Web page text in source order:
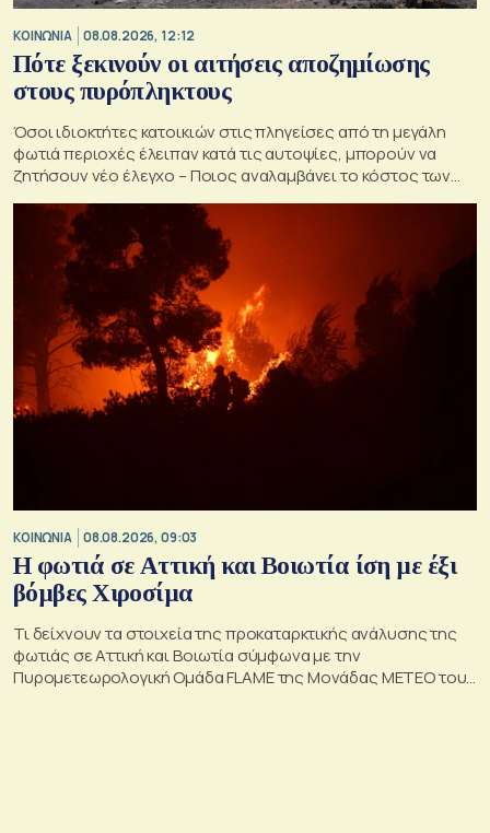
ΚΟΙΝΩΝΙΑ 08.08.2026, 12:12
Πότε ξεκινούν οι αιτήσεις αποζημίωσης
στους πυρόπληκτους
Όσοι ιδιοκτήτες κατοικιών στις πληγείσες από τη μεγάλη
φωτιά περιοχές έλειπαν κατά τις αυτοψίες, μπορούν να
ζητήσουν νέο έλεγχο – Ποιος αναλαμβάνει το κόστος των
ανακατασκευών και κατεδαφίσεων
ΚΟΙΝΩΝΙΑ 08.08.2026, 09:03
Η φωτιά σε Αττική και Βοιωτία ίση με έξι
βόμβες Χιροσίμα
Τι δείχνουν τα στοιχεία της προκαταρκτικής ανάλυσης της
φωτιάς σε Αττική και Βοιωτία σύμφωνα με την
Πυρομετεωρολογική Ομάδα FLAME της Μονάδας ΜΕΤΕΟ του